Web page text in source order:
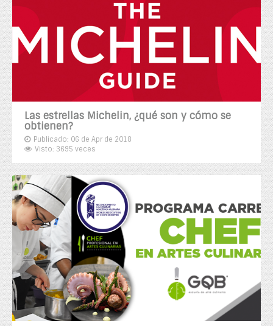
Las estrellas Michelin, ¿qué son y cómo se
obtienen?
Publicado: 06 de Apr de 2018
Visto: 3695 veces